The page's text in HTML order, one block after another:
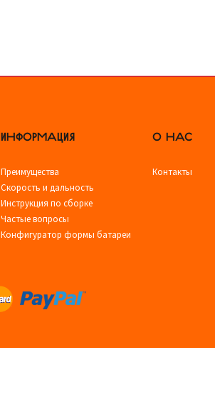
ИНФОРМАЦИЯ
Преимущества
Скорость и дальность
Инструкция по сборке
Частые вопросы
Конфигуратор формы батареи
О НАС
Контакты